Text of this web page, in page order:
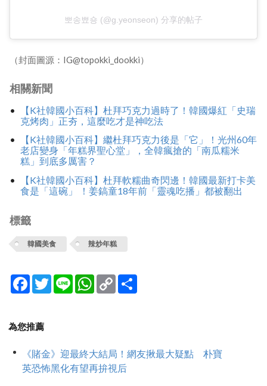
뽀송뾰숑 (@g.yeonseon) 分享的帖子
（封面圖源：IG@topokki_dookki）
相關新聞
【K社韓國小百科】杜拜巧克力過時了！韓國爆紅「史瑞
克烤肉」正夯，這麼吃才是神吃法
【K社韓國小百科】繼杜拜巧克力後是「它」！光州60年
老店變身「年糕界聖心堂」，全韓瘋搶的「南瓜糯米
糕」到底多厲害？
【K社韓國小百科】杜拜軟糯曲奇閃邊！韓國最新打卡美
食是「這碗」 ！姜鎬童18年前「靈魂吃播」都被翻出
標籤
韓國美食 辣炒年糕
Facebook
TwitterLine WhatsApp
Copy
Link
為您推薦
《賭金》迎最終大結局！網友揪最大疑點 朴寶
英恐怖黑化有望再拚視后